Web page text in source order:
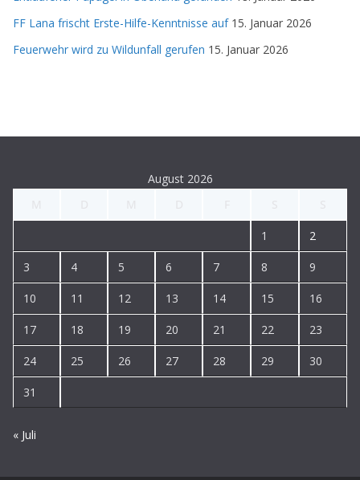
FF Lana frischt Erste-Hilfe-Kenntnisse auf 15. Januar 2026
Feuerwehr wird zu Wildunfall gerufen 15. Januar 2026
August 2026
1 2
3 4 5 6 7 8 9
10 11 12 13 14 15 16
17 18 19 20 21 22 23
24 25 26 27 28 29 30
31
« Juli